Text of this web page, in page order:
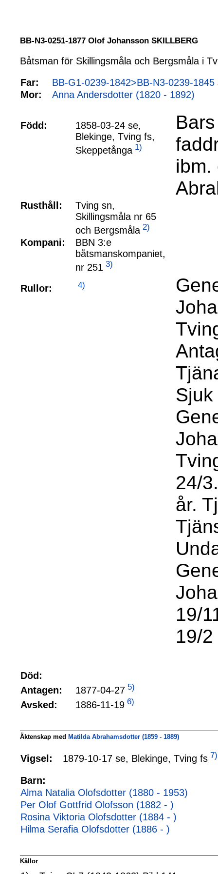
BB-N3-0251-1877 Olof Johansson SKILLBERG
Båtsman för Skillingsmåla och Bergsmåla i
Far:
BB-G1-0239-1842>BB-N3-0239-
Mor:
Anna Andersdotter (1820 - 1892)
Född:
1858-03-24 se,
Blekinge, Tving fs,
Skeppetånga 1)
ibm.
Rusthåll:
Tving sn,
Skillingsmåla nr 65
och Bergsmåla 2)
Kompani:
BBN 3:e
båtsmanskompaniet,
nr 251 3)
Rullor: 4)
24/
år.
19/
19/
Död:
Antagen:
1877-04-27 5)
Avsked: 1886-11-19 6)
Äktenskap med Matilda Abrahamsdotter (1859 - 1889)
Vigsel: 1879-10-17 se, Blekinge, Tving fs 7)
Barn:
Alma Natalia Olofsdotter (1880 - 1953)
Per Olof Gottfrid Olofsson (1882 - )
Rosina Viktoria Olofsdotter (1884 - )
Hilma Serafia Olofsdotter (1886 - )
Källor